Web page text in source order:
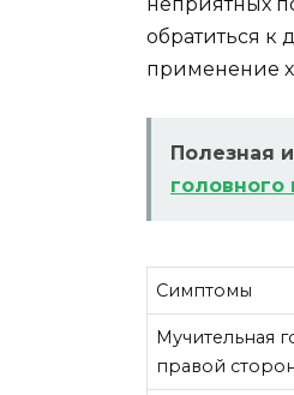
обратиться к
применение
Полезная
головного
Симптомы
Мучительная
правой